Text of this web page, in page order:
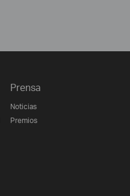
Prensa
Noticias
Premios